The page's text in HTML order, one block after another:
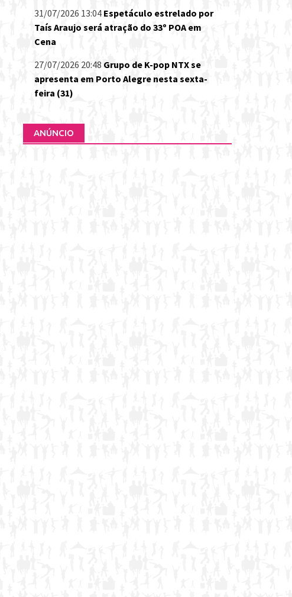
31/07/2026 13:04 Espetáculo estrelado por
Taís Araujo será atração do 33º POA em
Cena
27/07/2026 20:48 Grupo de K-pop NTX se
apresenta em Porto Alegre nesta sexta-
feira (31)
ANÚNCIO